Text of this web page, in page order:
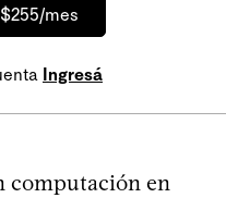
mes
Ingresá
computación en